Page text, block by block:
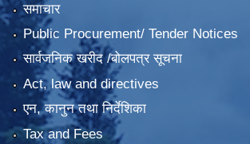
समाचार
Public Procurement/ Tender Notices
सार्वजनिक खरीद /बोलपत्र सूचना
Act, law and directives
एन, कानुन तथा निर्देशिका
Tax and Fees